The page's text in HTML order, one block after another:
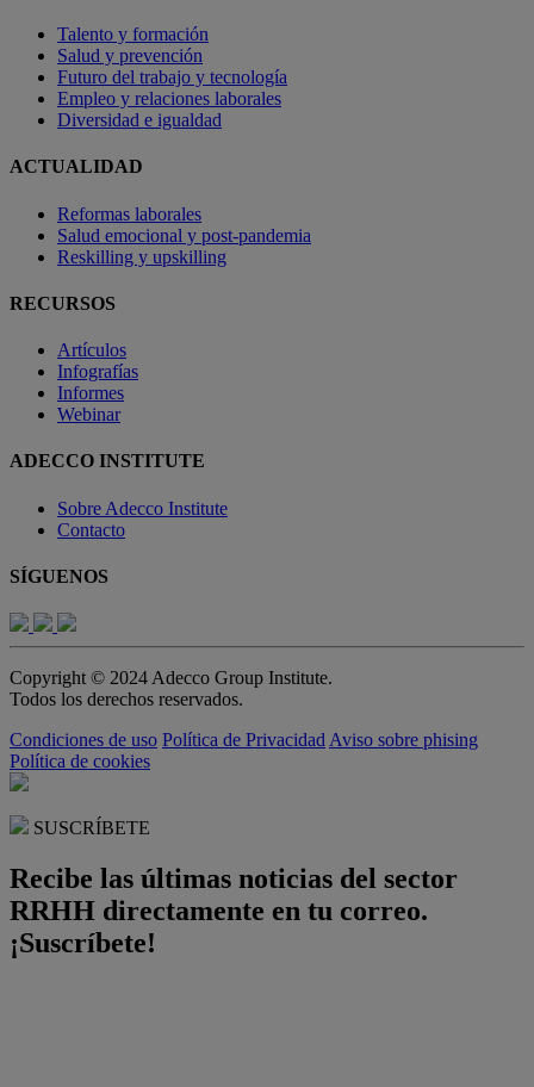
Talento y formación
Salud y prevención
Futuro del trabajo y tecnología
Empleo y relaciones laborales
Diversidad e igualdad
ACTUALIDAD
Reformas laborales
Salud emocional y post-pandemia
Reskilling y upskilling
RECURSOS
Artículos
Infografías
Informes
Webinar
ADECCO INSTITUTE
Sobre Adecco Institute
Contacto
SÍGUENOS
Copyright © 2024 Adecco Group Institute.
Todos los derechos reservados.
Condiciones de uso Política de Privacidad Aviso sobre phising
Política de cookies
SUSCRÍBETE
Recibe las últimas noticias del sector
RRHH directamente en tu correo.
¡Suscríbete!